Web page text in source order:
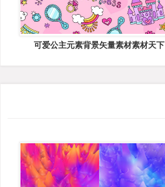
可爱公主元素背景矢量素材素材天下